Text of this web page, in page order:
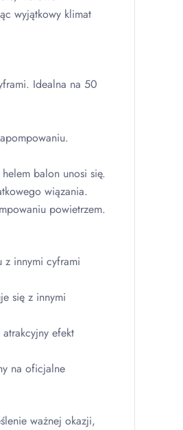
wyjątkowy klimat
Idealna na 50
balon unosi się.
wiązania.
powietrzem.
innymi cyframi
się z innymi
efekt
na oficjalne
ważnej okazji,